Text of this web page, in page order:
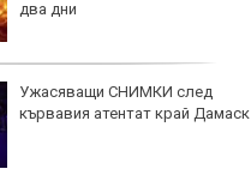
два дни
Ужасяващи СНИМКИ след
кървавия атентат край Дамаск